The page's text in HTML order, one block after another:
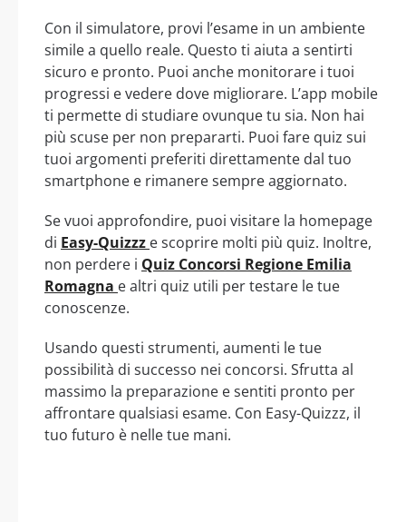
Con il simulatore, provi l’esame in un ambiente
simile a quello reale. Questo ti aiuta a sentirti
sicuro e pronto. Puoi anche monitorare i tuoi
progressi e vedere dove migliorare. L’app mobile
ti permette di studiare ovunque tu sia. Non hai
più scuse per non prepararti. Puoi fare quiz sui
tuoi argomenti preferiti direttamente dal tuo
smartphone e rimanere sempre aggiornato.
Se vuoi approfondire, puoi visitare la homepage
di Easy-Quizzz e scoprire molti più quiz. Inoltre,
non perdere i Quiz Concorsi Regione Emilia
Romagna e altri quiz utili per testare le tue
conoscenze.
Usando questi strumenti, aumenti le tue
possibilità di successo nei concorsi. Sfrutta al
massimo la preparazione e sentiti pronto per
affrontare qualsiasi esame. Con Easy-Quizzz, il
tuo futuro è nelle tue mani.